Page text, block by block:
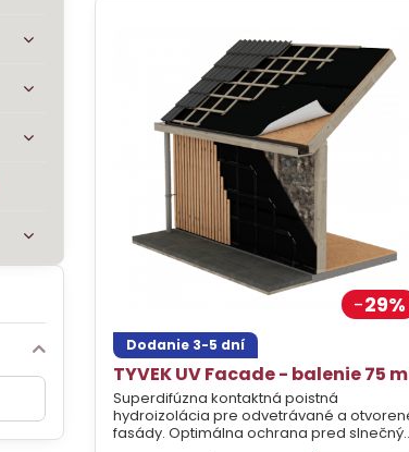
29%
Dodanie 3-5 dní
TYVEK UV Facade - balenie 75
Superdifúzna kontaktná poistná
hydroizolácia pre odvetrávané a
fasády. Optimálna ochrana pred